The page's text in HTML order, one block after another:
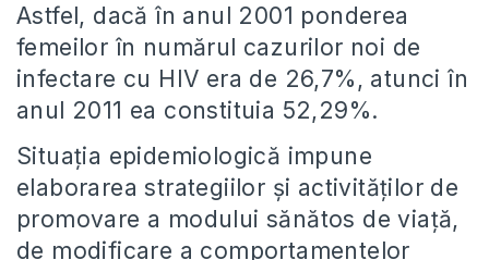
Astfel, dacă în anul 2001 ponderea
femeilor în numărul cazurilor noi de
infectare cu HIV era de 26,7%, atunci în
anul 2011 ea constituia 52,29%.
Situaţia epidemiologică impune
elaborarea strategiilor și activităţilor de
promovare a modului sănătos de viaţă,
de modificare a comportamentelor